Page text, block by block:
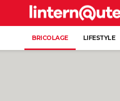
BRICOLAGE LIFESTYLE